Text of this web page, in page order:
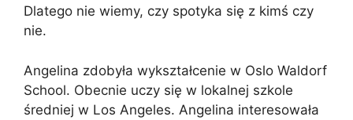
Dlatego nie wiemy, czy spotyka się z kimś czy
nie.
Angelina zdobyła wykształcenie w Oslo Waldorf
School. Obecnie uczy się w lokalnej szkole
średniej w Los Angeles. Angelina interesowała